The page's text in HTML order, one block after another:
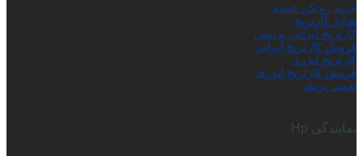
خرید زونکن عمده
شارژ کارتریج
کارتریج ایرانی پردیس
فروش کارتریج ایرانی
کارتریج لیزری
فروش کارتریج لیزری
تعمیر پرینتر
نمایندگی Hp